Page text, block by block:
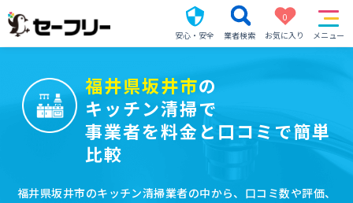
安心・安全 業者検索
0
お気に入り
メニュー
福井県坂井市の
キッチン清掃で
事業者を料金と口コミで簡単
比較
福井県坂井市のキッチン清掃業者の中から、口コミ数や評価、